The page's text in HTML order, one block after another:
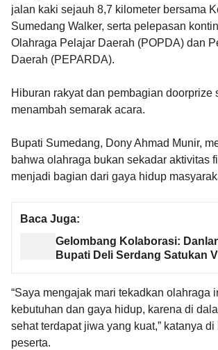
jalan kaki sejauh 8,7 kilometer bersama
Sumedang Walker, serta pelepasan
Olahraga Pelajar Daerah (POPDA) dan
Daerah (PEPARDA).
Hiburan rakyat dan pembagian doorprize
menambah semarak acara.
Bupati Sumedang, Dony Ahmad Munir,
bahwa olahraga bukan sekadar aktivitas
menjadi bagian dari gaya hidup
Baca Juga:
Gelombang Kolaborasi:
Bupati Deli Serdang Satukan
“Saya mengajak mari tekadkan olahraga
kebutuhan dan gaya hidup, karena di
sehat terdapat jiwa yang kuat,” katanya di
peserta.